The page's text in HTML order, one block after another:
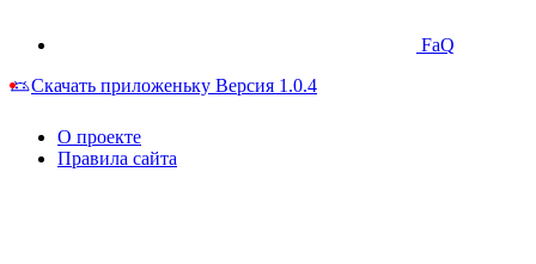
FaQ
Скачать приложеньку Версия 1.0.4
О проекте
Правила сайта